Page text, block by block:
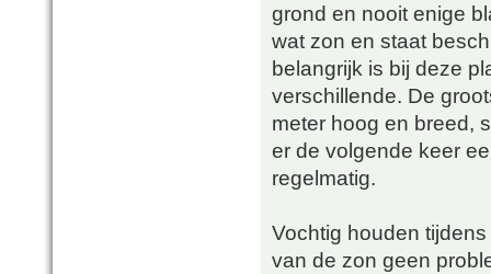
grond en nooit enige
wat zon en staat
belangrijk is bij deze
verschillende. De
meter hoog en breed,
er de volgende keer
regelmatig.
Vochtig houden
van de zon geen